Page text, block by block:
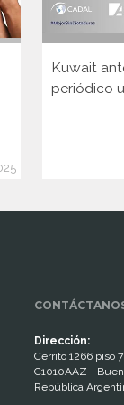
Kuwait
periódico
Dirección:
Cerrito 1266 piso
C1010AAZ -
República